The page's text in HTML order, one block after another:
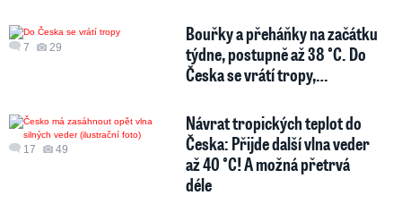
7 29
Bouřky a přeháňky na začátku
týdne, postupně až 38 °C. Do
Česka se vrátí tropy,…
17 49
Návrat tropických teplot do
Česka: Přijde další vlna veder
až 40 °C! A možná přetrvá
déle